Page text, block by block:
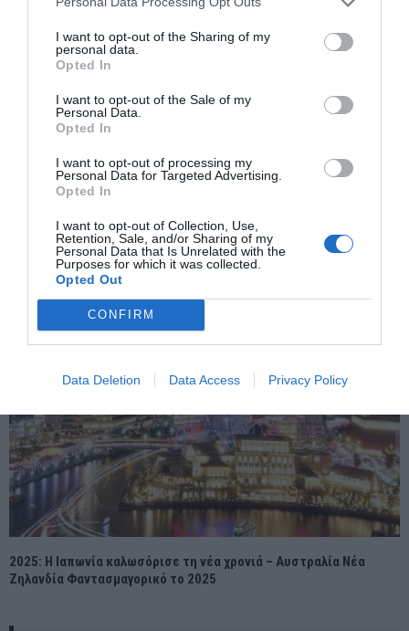
I want to opt-out of the Sharing of my
personal data.
Opted In
I want to opt-out of the Sale of my
Personal Data.
Opted In
I want to opt-out of processing my
Personal Data for Targeted Advertising.
Opted In
I want to opt-out of Collection, Use,
Retention, Sale, and/or Sharing of my
Personal Data that Is Unrelated with the
Purposes for which it was collected.
Opted Out
CONFIRM
Data Deletion Data Access Privacy Policy
Η «ΣΚΟΤΕΙΝΗ ΠΛΕΥΡΑ» ΤΟΥ LED: ΕΠΙΣΤΗΜΟΝΕΣ ΕΞΕΤΑΖΟΥΝ
ΕΠΙΠΤΩΣΕΙΣ ΣΤΑ ΚΥΤΤΑΡΑ ΚΑΙ ΣΤΟ ΒΙΟΛΟΓΙΚΟ ΡΟΛΟΙ
2025: Η Ιαπωνία καλωσόρισε τη νέα χρονιά – Αυστραλία Νέα
Ζηλανδία Φαντασμαγορικό το 2025